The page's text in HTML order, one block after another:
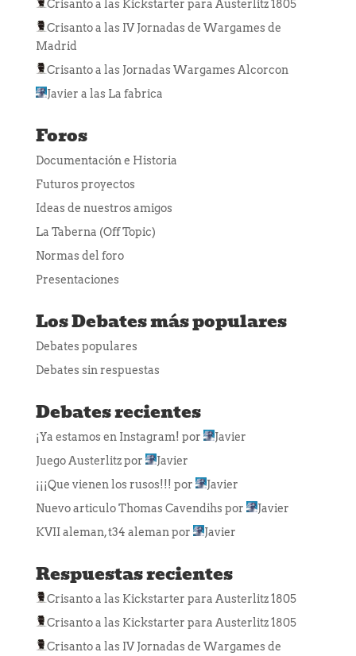
Crisantoa las Kickstarter para Austerlitz 1805
Crisantoa las IV Jornadas de Wargames de
Madrid
Crisantoa las Jornadas Wargames Alcorcon
Javier a las La fabrica
Foros
Documentación e Historia
Futuros proyectos
Ideas de nuestros amigos
La Taberna (Off Topic)
Normas del foro
Presentaciones
Los Debates más populares
Debates populares
Debates sin respuestas
Debates recientes
¡Ya estamos en Instagram! por
Javier
Juego Austerlitzpor
Javier
¡¡¡Que vienen los rusos!!! por
Javier
Nuevo articulo Thomas Cavendihspor
Javier
KVII aleman, t34 alemanpor Javier
Respuestas recientes
Crisantoa las Kickstarter para Austerlitz 1805
Crisantoa las Kickstarter para Austerlitz 1805
Crisantoa las IV Jornadas de Wargames de